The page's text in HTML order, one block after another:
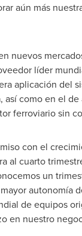
aún más
nuevos
líder
aplicación del
como en el
ferroviario sin
con el
al cuarto
un
autonomía
de equipos
en nuestro